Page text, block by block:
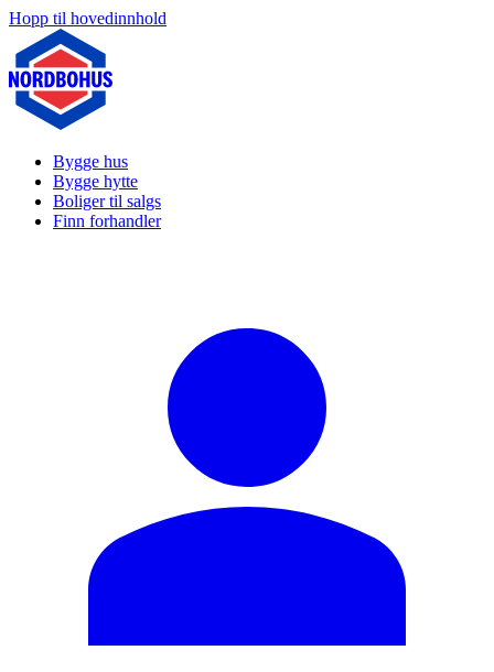
Hopp til hovedinnhold
Bygge hus
Bygge hytte
Boliger til salgs
Finn forhandler